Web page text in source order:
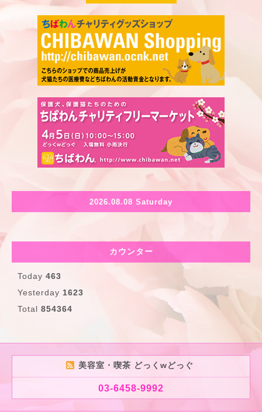
2026.08.08 Saturday
カウンター
Today 463
Yesterday 1623
Total 854364
美容室・喫茶 どっくwどっぐ
03-6458-9992